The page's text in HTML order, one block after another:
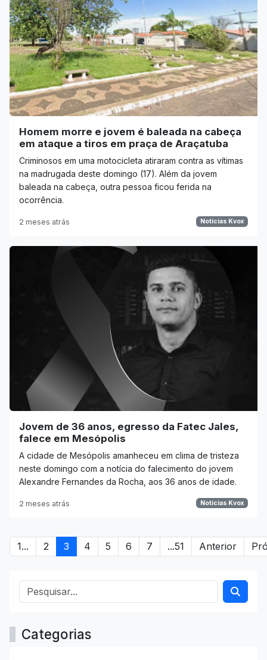
Homem morre e jovem é baleada na cabeça
em ataque a tiros em praça de Araçatuba
Criminosos em uma motocicleta atiraram contra as vítimas
na madrugada deste domingo (17). Além da jovem
baleada na cabeça, outra pessoa ficou ferida na
ocorrência.
2 meses atrás Notícias Kvox
Jovem de 36 anos, egresso da Fatec Jales,
falece em Mesópolis
A cidade de Mesópolis amanheceu em clima de tristeza
neste domingo com a notícia do falecimento do jovem
Alexandre Fernandes da Rocha, aos 36 anos de idade.
2 meses atrás Notícias Kvox
1... 2 3 4 5 6 7 ...51 Anterior
Categorias